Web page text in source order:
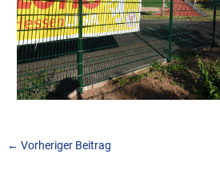
← Vorheriger Beitrag